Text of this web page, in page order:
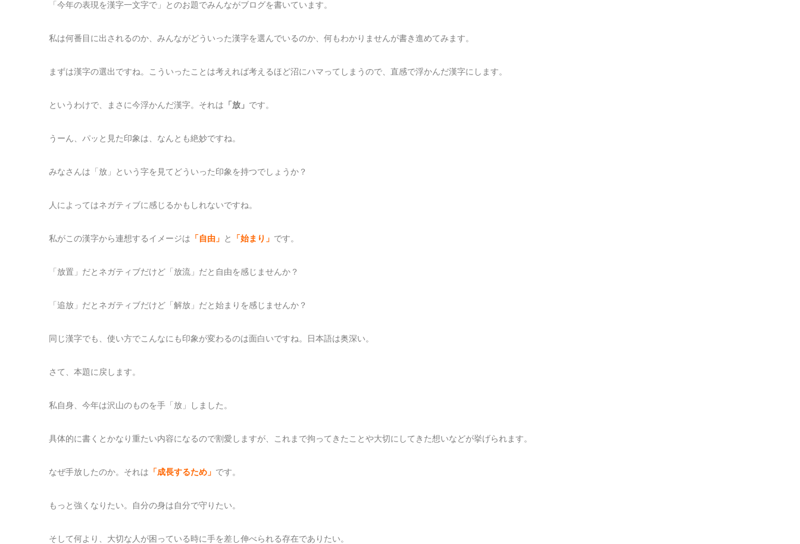
「今年の表現を漢字一文字で」とのお題でみんながブログを書いています。
私は何番目に出されるのか、みんながどういった漢字を選んでいるのか、何もわかりませんが書き進めてみます。
まずは漢字の選出ですね。こういったことは考えれば考えるほど沼にハマってしまうので、直感で浮かんだ漢字にします。
というわけで、まさに今浮かんだ漢字。それは 「放」 です。
うーん、パッと見た印象は、なんとも絶妙ですね。
みなさんは「放」という字を見てどういった印象を持つでしょうか？
人によってはネガティブに感じるかもしれないですね。
私がこの漢字から連想するイメージは 「自由」 と 「始まり」 です。
「放置」だとネガティブだけど「放流」だと自由を感じませんか？
「追放」だとネガティブだけど「解放」だと始まりを感じませんか？
同じ漢字でも、使い方でこんなにも印象が変わるのは面白いですね。日本語は奥深い。
さて、本題に戻します。
私自身、今年は沢山のものを手「放」しました。
具体的に書くとかなり重たい内容になるので割愛しますが、これまで拘ってきたことや大切にしてきた想いなどが挙げられます。
なぜ手放したのか。それは 「成長するため」 です。
もっと強くなりたい。自分の身は自分で守りたい。
そして何より、大切な人が困っている時に手を差し伸べられる存在でありたい。